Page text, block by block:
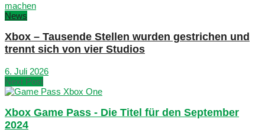
News
Xbox – Tausende Stellen wurden gestrichen und
trennt sich von vier Studios
6. Juli 2026
Next Post
Xbox Game Pass - Die Titel für den September
2024